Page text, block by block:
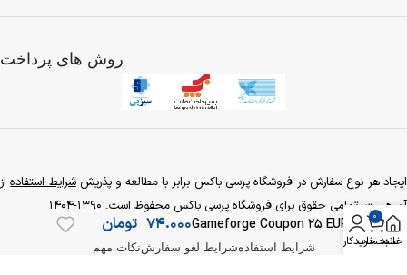
و
به
راه
اندازی
فروشگاه
روش های پرداخت
ایجاد هر نوع سفارش در فروشگاه پرسی باکس برابر با مطالعه و پذریششرایط استفادهاز
آن هست. تمامی حقوق برای فروشگاه پرسی باکس محفوظ است. 1390-1404
شرایط استفادهشرایط لغو سفارشنکات مهم خانه
0
سبد خرید
حساب کاربری
Gameforge Coupon 25 EUR
74.000 تومان